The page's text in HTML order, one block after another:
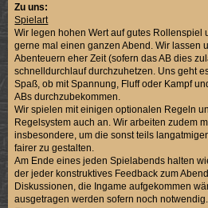
Zu uns:
Spielart
Wir legen hohen Wert auf gutes Rollenspiel
gerne mal einen ganzen Abend. Wir lassen
Abenteuern eher Zeit (sofern das AB dies
schnelldurchlauf durchzuhetzen. Uns geht
Spaß, ob mit Spannung, Fluff oder Kampf
ABs durchzubekommen.
Wir spielen mit einigen optionalen Regeln
Regelsystem auch an. Wir arbeiten zudem
insbesondere, um die sonst teils
fairer zu gestalten.
Am Ende eines jeden Spielabends halten
der jeder konstruktives Feedback zum
Diskussionen, die Ingame aufgekommen
ausgetragen werden sofern noch notwendig.